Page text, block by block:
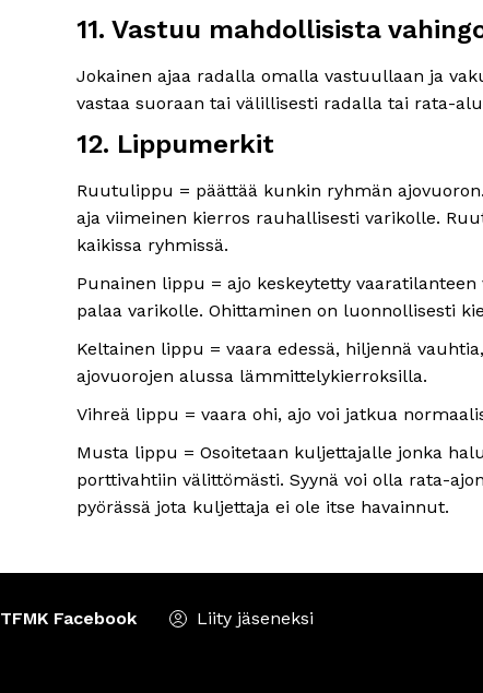
11. Vastuu mahdollisista
Jokainen ajaa radalla omalla vastuullaan ja
vastaa suoraan tai välillisesti radalla tai rata-
12. Lippumerkit
Ruutulippu = päättää kunkin ryhmän
aja viimeinen kierros rauhallisesti varikolle.
kaikissa ryhmissä.
Punainen lippu = ajo keskeytetty
palaa varikolle. Ohittaminen on luonnollisesti
Keltainen lippu = vaara edessä, hiljennä
ajovuorojen alussa lämmittelykierroksilla.
Vihreä lippu = vaara ohi, ajo voi jatkua
Musta lippu = Osoitetaan kuljettajalle jonka
porttivahtiin välittömästi. Syynä voi olla rata-
pyörässä jota kuljettaja ei ole itse havainnut.
TFMK Facebook Liity jäseneksi